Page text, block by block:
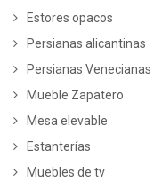
Estores opacos
Persianas alicantinas
Persianas Venecianas
Mueble Zapatero
Mesa elevable
Estanterías
Muebles de tv